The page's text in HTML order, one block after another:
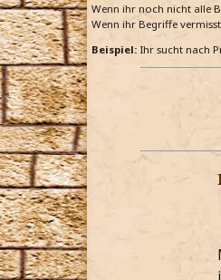
Wenn ihr noch nicht alle
Wenn ihr Begriffe
Beispiel: Ihr sucht nach